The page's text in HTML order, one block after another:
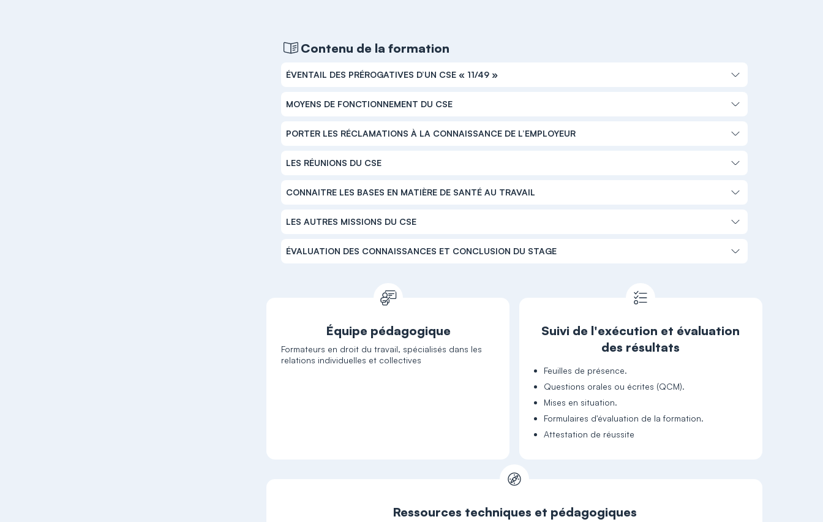
Contenu de la formation
ÉVENTAIL DES PRÉROGATIVES D’UN CSE « 11/49 »
MOYENS DE FONCTIONNEMENT DU CSE
PORTER LES RÉCLAMATIONS À LA CONNAISSANCE DE L’EMPLOYEUR
LES RÉUNIONS DU CSE
CONNAITRE LES BASES EN MATIÈRE DE SANTÉ AU TRAVAIL
LES AUTRES MISSIONS DU CSE
ÉVALUATION DES CONNAISSANCES ET CONCLUSION DU STAGE
Équipe pédagogique
Formateurs en droit du travail, spécialisés dans les
relations individuelles et collectives
Suivi de l'exécution et évaluation
des résultats
Feuilles de présence.
Questions orales ou écrites (QCM).
Mises en situation.
Formulaires d'évaluation de la formation.
Attestation de réussite
Ressources techniques et pédagogiques